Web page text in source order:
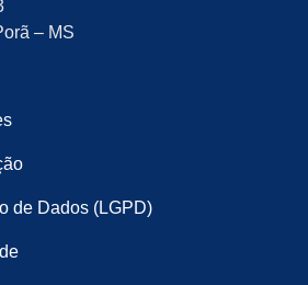
– MS
de Dados (LGPD)